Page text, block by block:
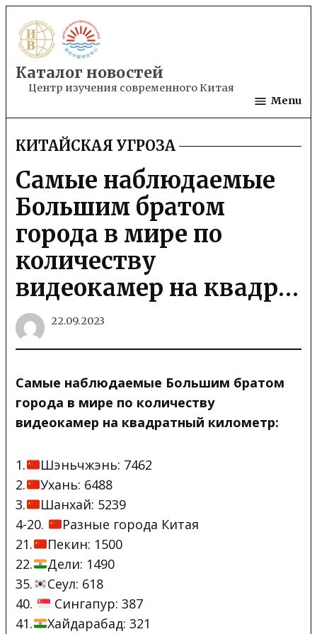
to
content
Каталог новостей
Центр изучения современного Китая
Menu
POSTED
IN
КИТАЙСКАЯ УГРОЗА
Самые наблюдаемые
Большим братом
города в мире по
количеству
видеокамер на квадр…
22.09.2023
Самые наблюдаемые Большим братом
города в мире по количеству
видеокамер на квадратный километр:
1.
Шэньчжэнь: 7462
2.
Ухань: 6488
3.
Шанхай: 5239
4-20.
Разные города Китая
21.
Пекин: 1500
22.
Дели: 1490
35.
Сеул: 618
40.
Сингапур: 387
41.
Хайдарабад: 321